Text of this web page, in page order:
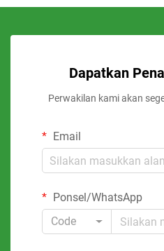
Dapatkan
Perwakilan kami akan
Email
Ponsel/WhatsApp
Code